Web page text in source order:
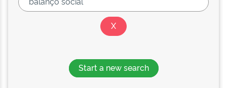
Start a new search